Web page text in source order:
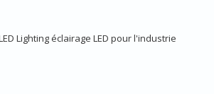
Lighting éclairage LED pour l'industrie